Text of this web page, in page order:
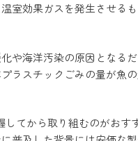
効果ガスを発生させるも
や海洋汚染の原因となる
ラスチックごみの量が魚
てから取り組むのがおす